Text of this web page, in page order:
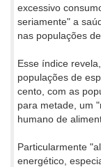
excessivo
seriamente" a
nas populações
Esse índice
populações de
cento, com as
para metade, um
humano de
Particularmente
energético,